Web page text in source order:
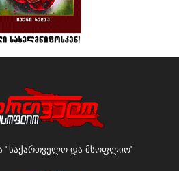
"საქართველო და მსოფლიო"